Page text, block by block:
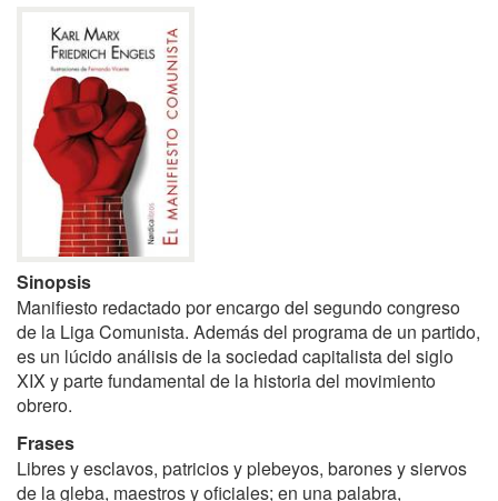
Sinopsis
Manifiesto redactado por encargo del segundo congreso
de la Liga Comunista. Además del programa de un partido,
es un lúcido análisis de la sociedad capitalista del siglo
XIX y parte fundamental de la historia del movimiento
obrero.
Frases
Libres y esclavos, patricios y plebeyos, barones y siervos
de la gleba, maestros y oficiales; en una palabra,